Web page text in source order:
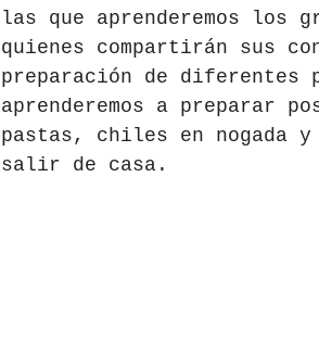
las que aprenderemos los
quienes compartirán sus
preparación de
aprenderemos a preparar
pastas, chiles en
salir de casa.